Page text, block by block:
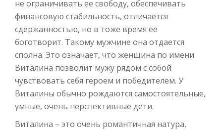
не ограничивать ее свободу, обеспечивать
финансовую стабильность, отличается
сдержанностью, но в тоже время ее
боготворит. Такому мужчине она отдается
сполна. Это означает, что женщина по имени
Виталина позволит мужу рядом с собой
чувствовать себя героем и победителем. У
Виталины обычно рождаются самостоятельные,
умные, очень перспективные дети.
Виталина – это очень романтичная натура,